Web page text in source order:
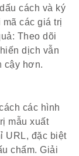
cách và ký
các giá trị
Theo dõi
dịch vẫn
cậy hơn.
các hình
mẫu xuất
URL, đặc biệt
chấm. Giải